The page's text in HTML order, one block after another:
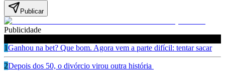
Publicar
Publicidade
1Ganhou na bet? Que bom. Agora vem a parte difícil: tentar sacar
2Depois dos 50, o divórcio virou outra história